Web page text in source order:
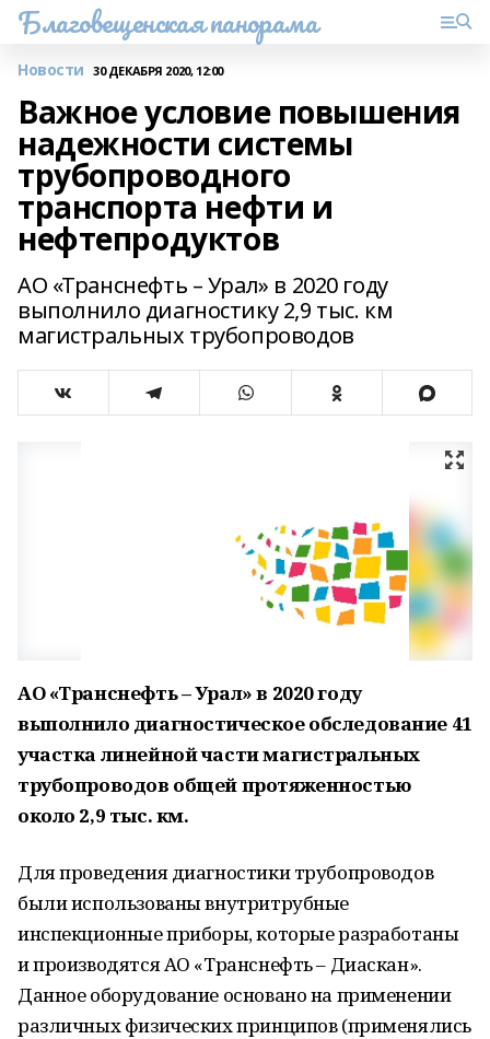
Благовещенская панорама
Новости 30 ДЕКАБРЯ 2020, 12:00
Важное условие повышения
надежности системы
трубопроводного
транспорта нефти и
нефтепродуктов
АО «Транснефть – Урал» в 2020 году
выполнило диагностику 2,9 тыс. км
магистральных трубопроводов
АО «Транснефть – Урал» в 2020 году
выполнило диагностическое обследование 41
участка линейной части магистральных
трубопроводов общей протяженностью
около 2,9 тыс. км.
Для проведения диагностики трубопроводов
были использованы внутритрубные
инспекционные приборы, которые разработаны
и производятся АО «Транснефть – Диаскан».
Данное оборудование основано на применении
различных физических принципов (применялись